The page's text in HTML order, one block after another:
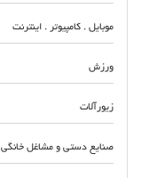
موبایل . کامپیوتر . اینترنت
ورزش
زیورآلات
صنایع دستی و مشاغل خانگی